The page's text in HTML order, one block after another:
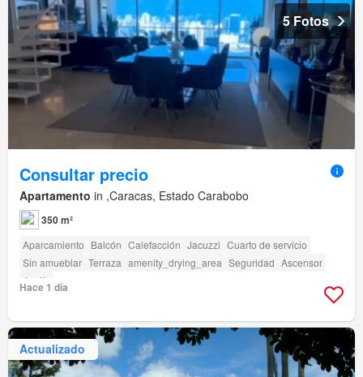
5 Fotos
Consultar precio
Apartamento in ,Caracas, Estado Carabobo
350 m²
Aparcamiento Balcón Calefacción Jacuzzi Cuarto de servicio
Sin amueblar Terraza amenity_drying_area Seguridad Ascensor
Jardín
Hace 1 día
Actualizado